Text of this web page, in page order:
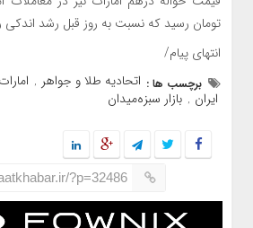
تومان رسید که نسبت به روز قبل رشد
انتهای پیام/
برچسب ها : اتحادیه طلا و جواهر , امارات
ایران , بازار سبزه‌میدان
?p=32486